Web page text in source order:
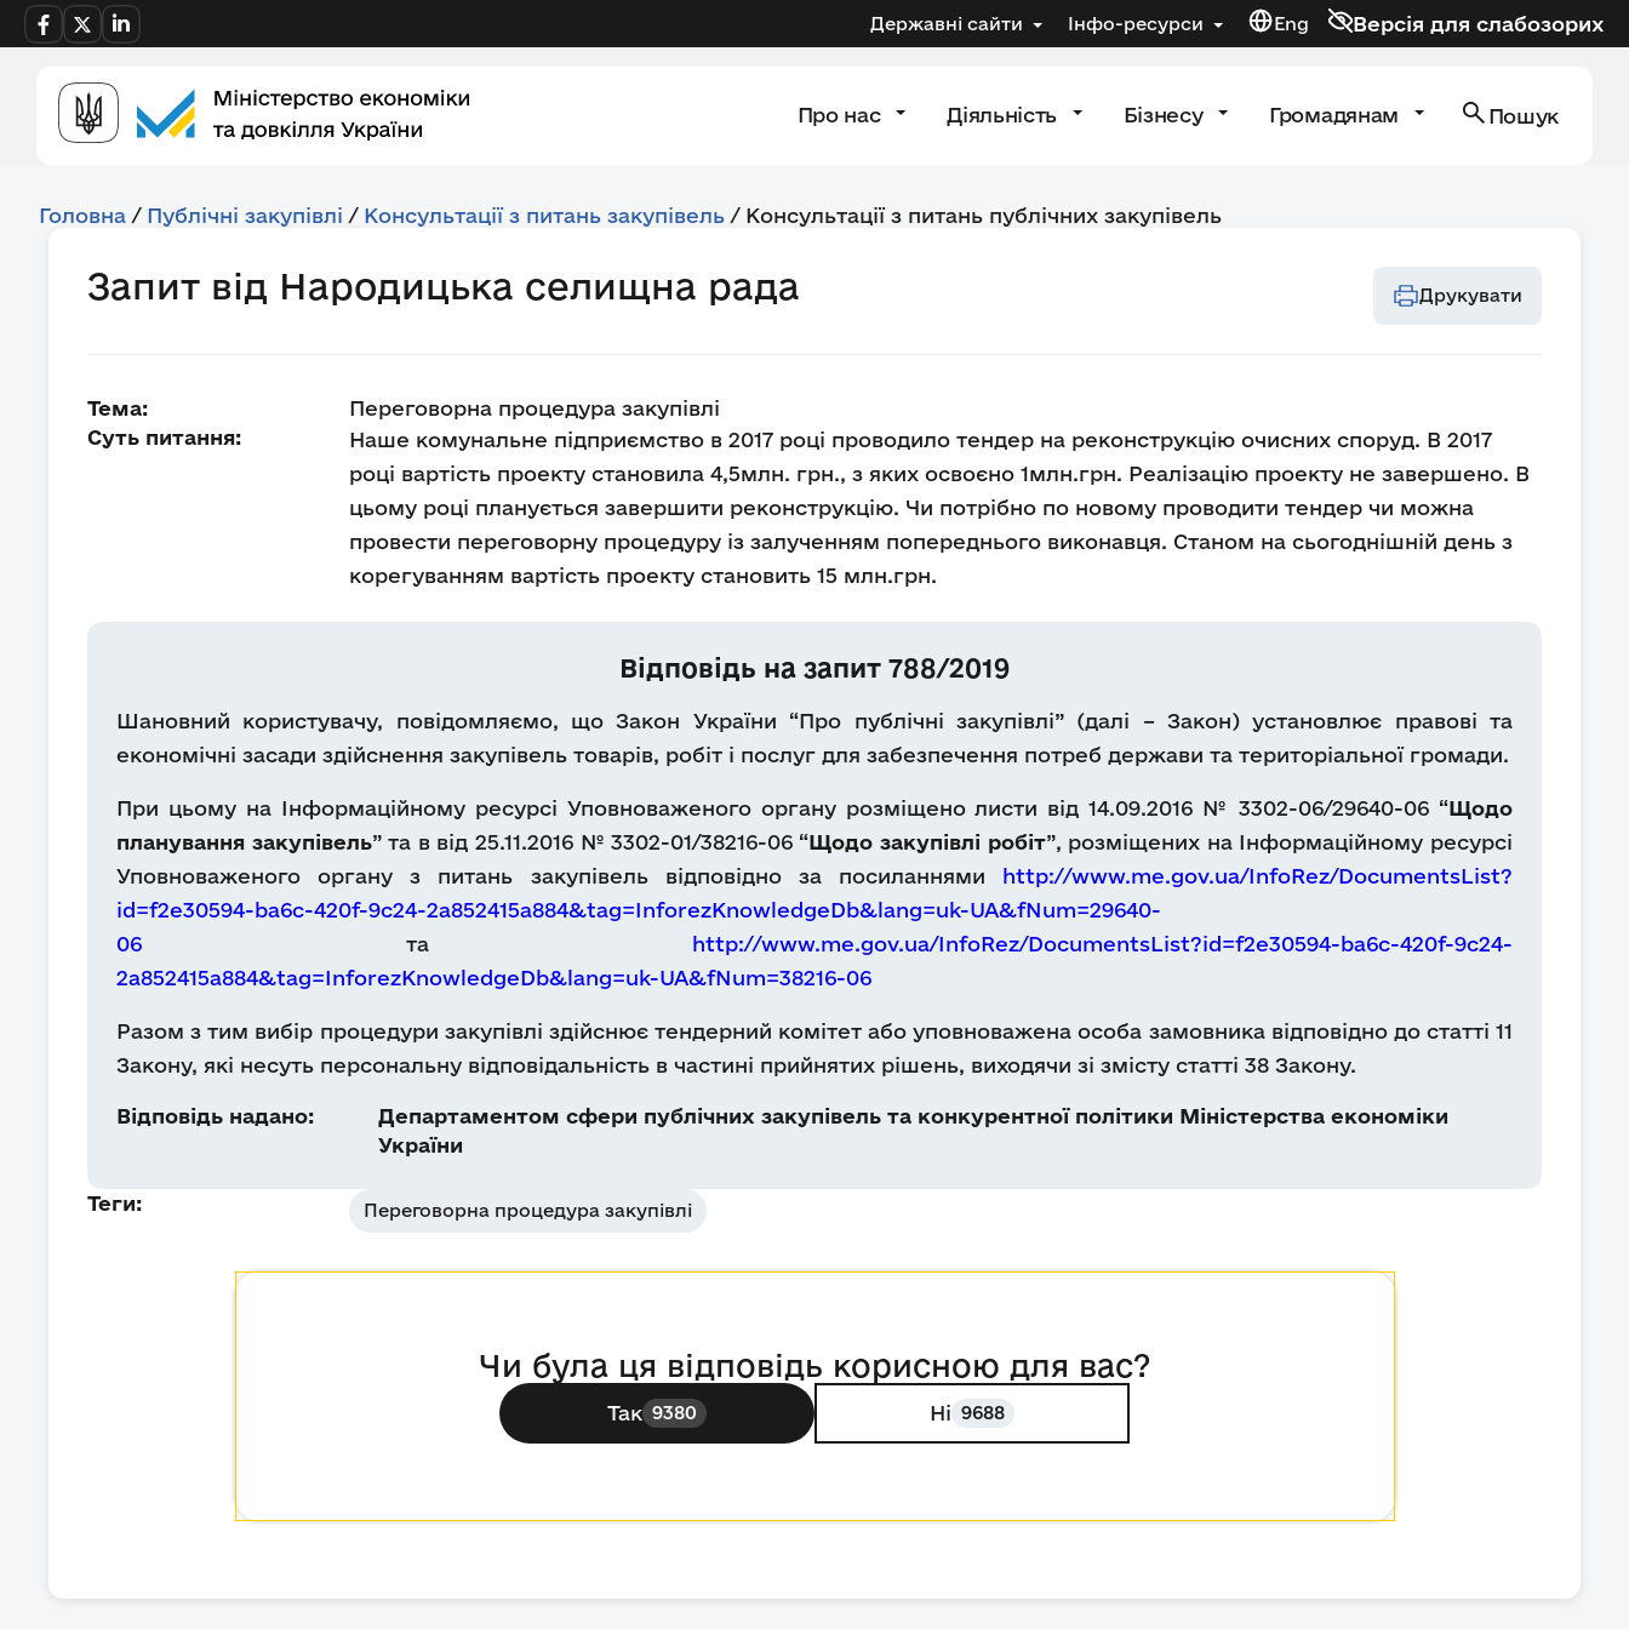
Державні сайти Інфо-ресурси Eng Версія для слабозорих
Про нас Діяльність Бізнесу Громадянам Пошук
Головна / Публічні закупівлі / Консультації з питань закупівель / Консультації з питань публічних закупівель
Запит від Народицька селищна рада Друкувати
Тема:
Переговорна процедура закупівлі
Суть питання:
Наше комунальне підприємство в 2017 році проводило тендер на реконструкцію очисних споруд. В 2017
році вартість проекту становила 4,5млн. грн., з яких освоєно 1млн.грн. Реалізацію проекту не завершено. В
цьому році планується завершити реконструкцію. Чи потрібно по новому проводити тендер чи можна
провести переговорну процедуру із залученням попереднього виконавця. Станом на сьогоднішній день з
корегуванням вартість проекту становить 15 млн.грн.
Відповідь на запит 788/2019
Шановний користувачу, повідомляємо, що Закон України “Про публічні закупівлі” (далі – Закон) установлює правові та
економічні засади здійснення закупівель товарів, робіт і послуг для забезпечення потреб держави та територіальної громади.
При цьому на Інформаційному ресурсі Уповноваженого органу розміщено листи від 14.09.2016 № 3302-06/29640-06 “Щодо
планування закупівель” та в від 25.11.2016 № 3302-01/38216-06 “Щодо закупівлі робіт”, розміщених на Інформаційному ресурсі
Уповноваженого органу з питань закупівель відповідно за посиланнями http://www.me.gov.ua/InfoRez/DocumentsList?
id=f2e30594-ba6c-420f-9c24-2a852415a884&tag=InforezKnowledgeDb&lang=uk-UA&fNum=29640-
06 та http://www.me.gov.ua/InfoRez/DocumentsList?id=f2e30594-ba6c-420f-9c24-
2a852415a884&tag=InforezKnowledgeDb&lang=uk-UA&fNum=38216-06
Разом з тим вибір процедури закупівлі здійснює тендерний комітет або уповноважена особа замовника відповідно до статті 11
Закону, які несуть персональну відповідальність в частині прийнятих рішень, виходячи зі змісту статті 38 Закону.
Відповідь надано:
Департаментом сфери публічних закупівель та конкурентної політики Міністерства економіки
України
Теги: Переговорна процедура закупівлі
Чи була ця відповідь корисною для вас?
Так 9380 Ні 9688